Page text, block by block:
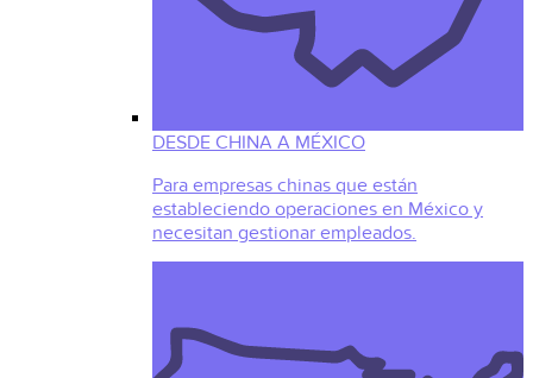
DESDE CHINA A MÉXICO
Para empresas chinas que están
estableciendo operaciones en México y
necesitan gestionar empleados.